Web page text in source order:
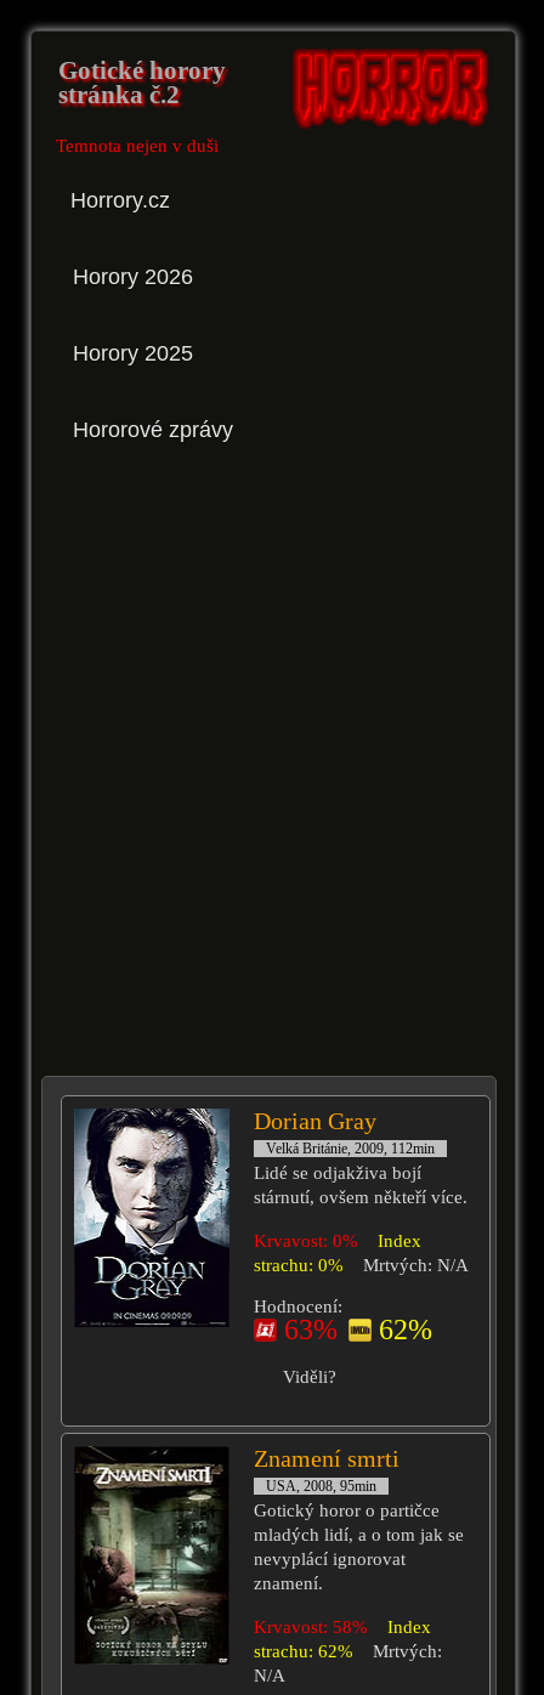
Gotické horory
stránka č.2
Temnota nejen v duši
Horrory.cz
Horory 2026
Horory 2025
Hororové zprávy
Dorian Gray
Velká Británie, 2009, 112min
Lidé se odjakživa bojí
stárnutí, ovšem někteří více.
Krvavost: 0%
Index
strachu: 0%
Mrtvých: N/A
Hodnocení:
63% 62%
Viděli?
Znamení smrti
USA, 2008, 95min
Gotický horor o partičce
mladých lidí, a o tom jak se
nevyplácí ignorovat
znamení.
Krvavost: 58%
Index
strachu: 62%
Mrtvých:
N/A